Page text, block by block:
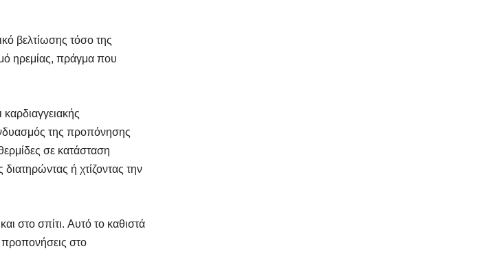
βελτίωσης τόσο της
ηρεμίας, πράγμα που
της προπόνησης
σε κατάσταση
ή χτίζοντας την
στο σπίτι. Αυτό το καθιστά
προπονήσεις στο